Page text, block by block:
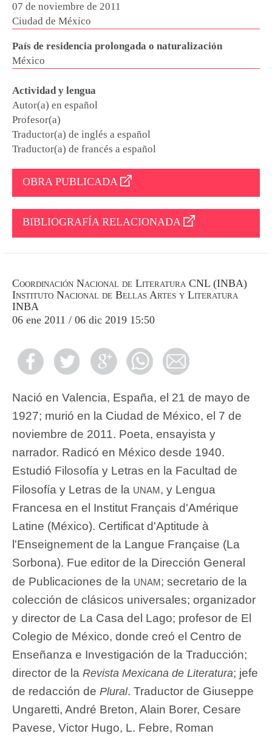
07 de noviembre de 2011
Ciudad de México
País de residencia prolongada o naturalización
México
Actividad y lengua
Autor(a) en español
Profesor(a)
Traductor(a) de inglés a español
Traductor(a) de francés a español
OBRA PUBLICADA
BIBLIOGRAFÍA RELACIONADA
Coordinación Nacional de Literatura CNL (INBA)
Instituto Nacional de Bellas Artes y Literatura
INBA
06 ene 2011 / 06 dic 2019 15:50
Nació en Valencia, España, el 21 de mayo de
1927; murió en la Ciudad de México, el 7 de
noviembre de 2011. Poeta, ensayista y
narrador. Radicó en México desde 1940.
Estudió Filosofía y Letras en la Facultad de
Filosofía y Letras de la unam, y Lengua
Francesa en el Institut Français d'Amérique
Latine (México). Certificat d'Aptitude à
l'Enseignement de la Langue Française (La
Sorbona). Fue editor de la Dirección General
de Publicaciones de la unam; secretario de la
colección de clásicos universales; organizador
y director de La Casa del Lago; profesor de El
Colegio de México, donde creó el Centro de
Enseñanza e Investigación de la Traducción;
director de la Revista Mexicana de Literatura; jefe
de redacción de Plural. Traductor de Giuseppe
Ungaretti, André Breton, Alain Borer, Cesare
Pavese, Victor Hugo, L. Febre, Roman